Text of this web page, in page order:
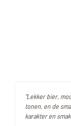
"Lekker bier,
tonen, en de
karakter en